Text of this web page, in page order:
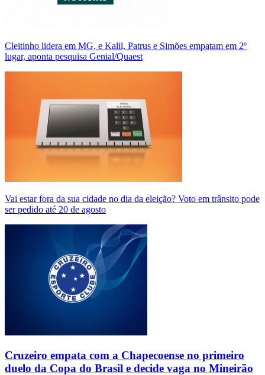
Cleitinho lidera em MG, e Kalil, Patrus e Simões empatam em 2º
lugar, aponta pesquisa Genial/Quaest
Vai estar fora da sua cidade no dia da eleição? Voto em trânsito pode
ser pedido até 20 de agosto
Cruzeiro empata com a Chapecoense no primeiro
duelo da Copa do Brasil e decide vaga no Mineirão